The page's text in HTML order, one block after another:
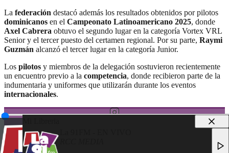
La federación destacó además los resultados obtenidos por pilotos
dominicanos en el Campeonato Latinoamericano 2025, donde
Axel Cabrera obtuvo el segundo lugar en la categoría Vortex VRL
Senior y el tercer puesto del certamen regional. Por su parte, Raymi
Guzmán alcanzó el tercer lugar en la categoría Junior.
Los pilotos y miembros de la delegación sostuvieron recientemente
un encuentro previo a la competencia, donde recibieron parte de la
indumentaria y uniformes que utilizarán durante los eventos
internacionales.